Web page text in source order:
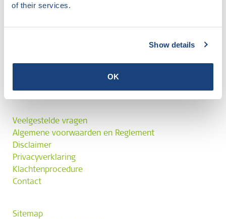
of their services.
Show details
OK
Veelgestelde vragen
Algemene voorwaarden en Reglement
Disclaimer
Privacyverklaring
Klachtenprocedure
Contact
Sitemap